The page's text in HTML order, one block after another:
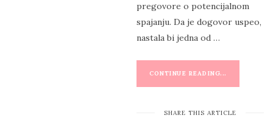
pregovore o potencijalnom
spajanju. Da je dogovor uspeo,
nastala bi jedna od …
CONTINUE READING...
SHARE THIS ARTICLE